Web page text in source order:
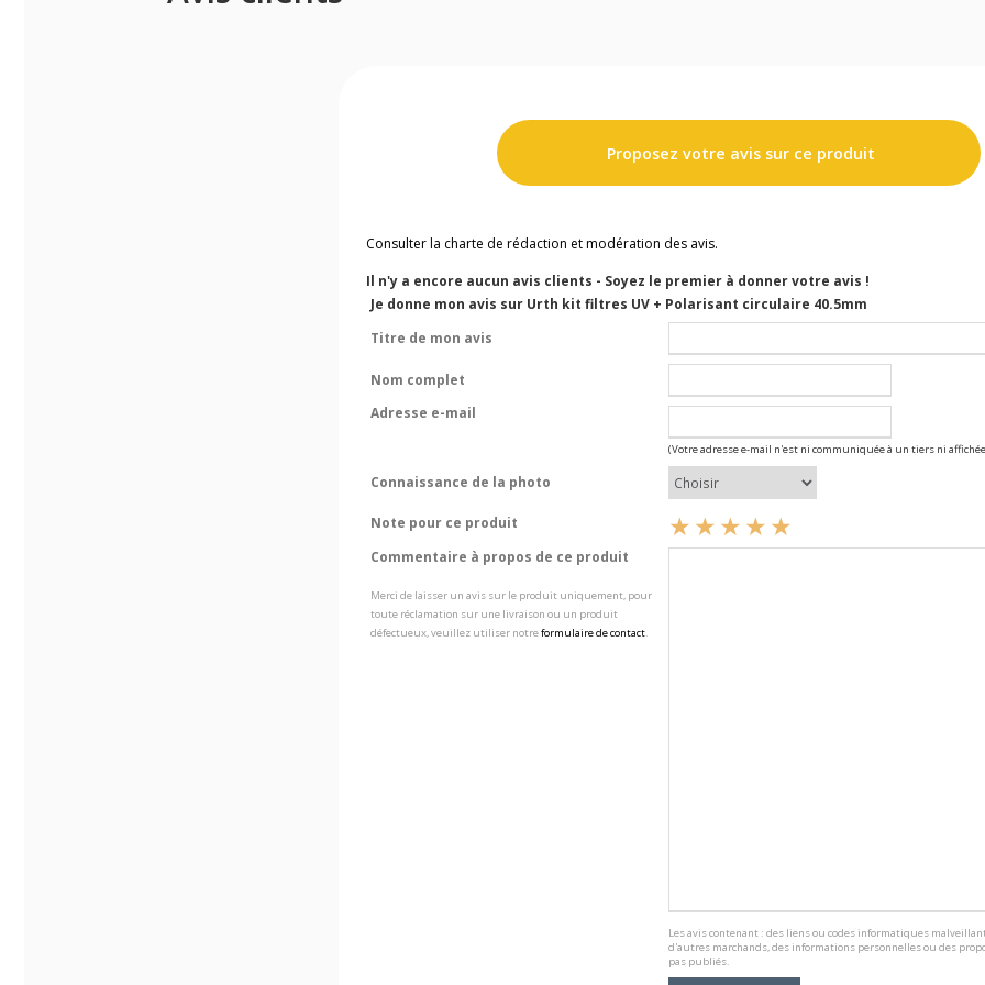
Proposez votre avis sur ce produit
Consulter la charte de rédaction et modération des avis.
Il n'y a encore aucun avis clients - Soyez le premier à donner votre avis !
Je donne mon avis sur Urth kit filtres UV + Polarisant circulaire 40.5mm
Titre de mon avis
Nom complet
Adresse e-mail
(Votre adresse e-mail n'est ni communiquée à un tiers ni
Connaissance de la photo
Note pour ce produit
Commentaire à propos de ce produit
Merci de laisser un avis sur le produit uniquement, pour
toute réclamation sur une livraison ou un produit
défectueux, veuillez utiliser notreformulaire de contact.
Les avis contenant : des liens ou codes informatiques
d'autres marchands, des informations personnelles ou des
pas publiés.